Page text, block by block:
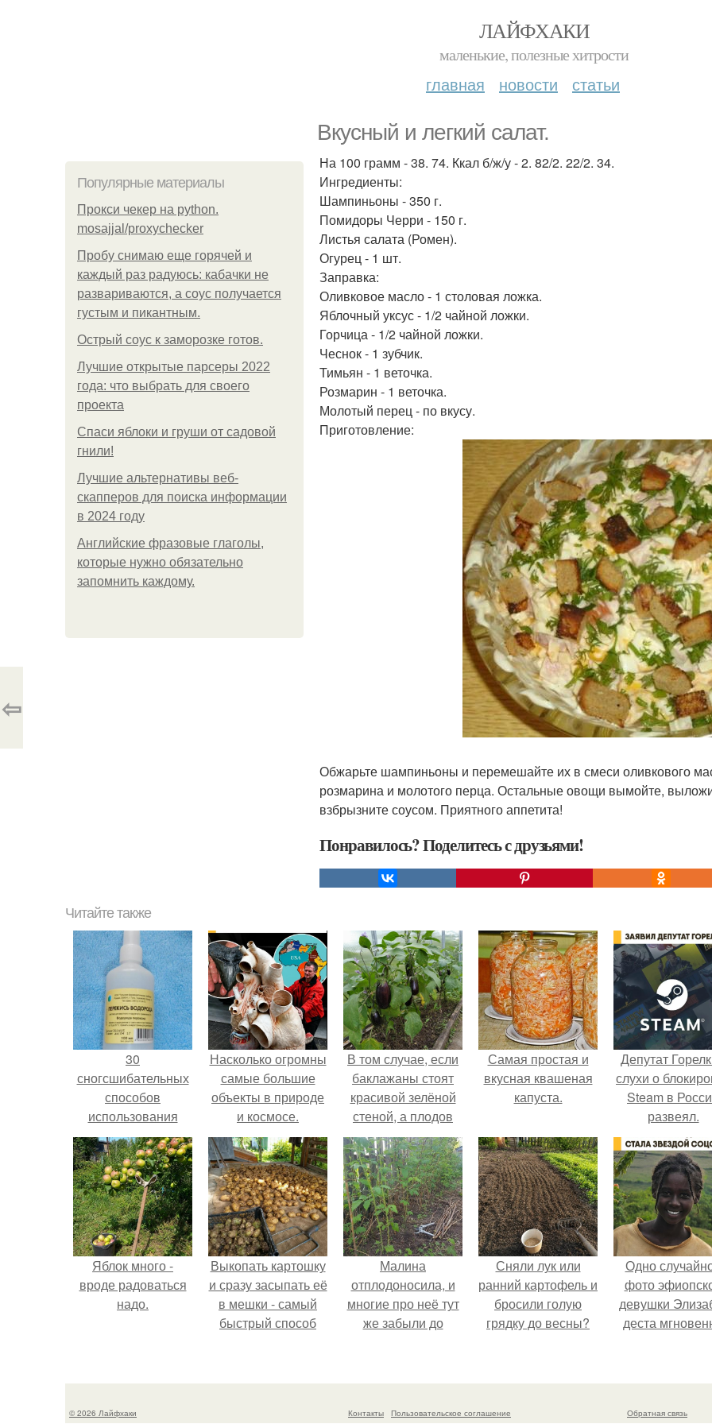
ЛАЙФХАКИ
маленькие, полезные хитрости
главная новости статьи
Вкусный и легкий салат.
Популярные материалы
Прокси чекер на python.
mosajjal/proxychecker
Пробу снимаю еще горячей и
каждый раз радуюсь: кабачки не
развариваются, а соус получается
густым и пикантным.
Острый соус к заморозке готов.
Лучшие открытые парсеры 2022
года: что выбрать для своего
проекта
Спаси яблоки и груши от садовой
гнили!
Лучшие альтернативы веб-
скапперов для поиска информации
в 2024 году
Английские фразовые глаголы,
которые нужно обязательно
запомнить каждому.
На 100 грамм - 38. 74. Ккал б/ж/у - 2. 82/2. 22/2. 34.
Ингредиенты:
Шампиньоны - 350 г.
Помидоры Черри - 150 г.
Листья салата (Ромен).
Огурец - 1 шт.
Заправка:
Оливковое масло - 1 столовая ложка.
Яблочный уксус - 1/2 чайной ложки.
Горчица - 1/2 чайной ложки.
Чеснок - 1 зубчик.
Тимьян - 1 веточка.
Розмарин - 1 веточка.
Молотый перец - по вкусу.
Приготовление:
Обжарьте шампиньоны и перемешайте их в смеси оливкового
розмарина и молотого перца. Остальные овощи вымойте,
взбрызните соусом. Приятного аппетита!
Понравилось? Поделитесь с друзьями!
⇦
Читайте также
30
сногсшибательных
способов
использования
перекиси водорода,
о которых вы
должны знать!
Насколько огромны
самые большие
объекты в природе
и космосе.
В том случае, если
баклажаны стоят
красивой зелёной
стеной, а плодов
почти не видно -
радоваться тут
нечему.
Самая простая и
вкусная квашеная
капуста.
Депутат
слухи о
Steam в
развеял.
Яблок много -
вроде радоваться
надо.
Выкопать картошку
и сразу засыпать её
в мешки - самый
быстрый способ
порезы и больные
Малина
отплодоносила, и
многие про неё тут
же забыли до
Сняли лук или
ранний картофель и
бросили голую
грядку до весны?
Одно
фото
девушки
деста
сделало её
© 2026 Лайфхаки Контакты Пользовательское соглашение Обратная связь